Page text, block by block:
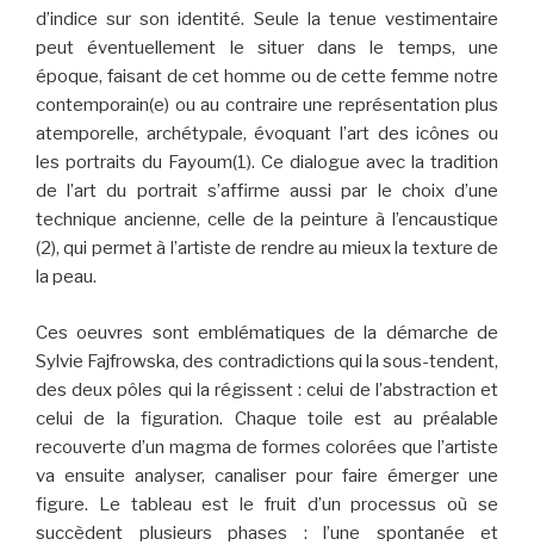
d’indice sur son identité. Seule la tenue vestimentaire
peut éventuellement le situer dans le temps, une
époque, faisant de cet homme ou de cette femme notre
contemporain(e) ou au contraire une représentation plus
atemporelle, archétypale, évoquant l’art des icônes ou
les portraits du Fayoum(1). Ce dialogue avec la tradition
de l’art du portrait s’affirme aussi par le choix d’une
technique ancienne, celle de la peinture à l’encaustique
(2), qui permet à l’artiste de rendre au mieux la texture de
la peau.
Ces oeuvres sont emblématiques de la démarche de
Sylvie Fajfrowska, des contradictions qui la sous-tendent,
des deux pôles qui la régissent : celui de l’abstraction et
celui de la figuration. Chaque toile est au préalable
recouverte d’un magma de formes colorées que l’artiste
va ensuite analyser, canaliser pour faire émerger une
figure. Le tableau est le fruit d’un processus où se
succèdent plusieurs phases : l’une spontanée et